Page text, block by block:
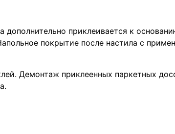
приклеивается к
покрытие после настила с
Демонтаж приклеенных паркетных